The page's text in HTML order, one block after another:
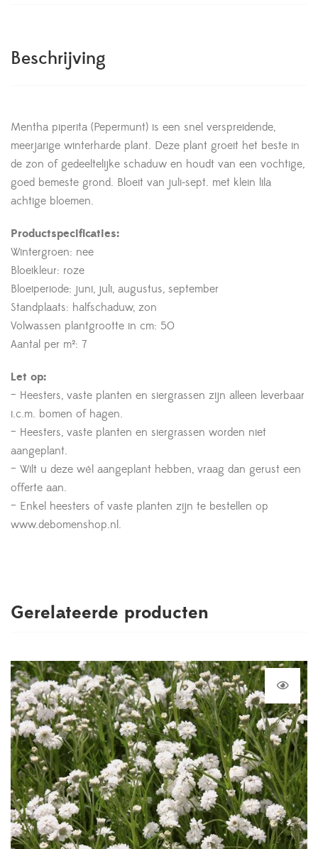
Beschrijving
Mentha piperita (Pepermunt) is een snel verspreidende,
meerjarige winterharde plant. Deze plant groeit het beste in
de zon of gedeeltelijke schaduw en houdt van een vochtige,
goed bemeste grond. Bloeit van juli-sept. met klein lila
achtige bloemen.
Productspecificaties:
Wintergroen: nee
Bloeikleur: roze
Bloeiperiode: juni, juli, augustus, september
Standplaats: halfschaduw, zon
Volwassen plantgrootte in cm: 50
Aantal per m²: 7
Let op:
– Heesters, vaste planten en siergrassen zijn alleen leverbaar
i.c.m. bomen of hagen.
– Heesters, vaste planten en siergrassen worden niet
aangeplant.
– Wilt u deze wél aangeplant hebben, vraag dan gerust een
offerte aan.
– Enkel heesters of vaste planten zijn te bestellen op
www.debomenshop.nl.
Gerelateerde producten